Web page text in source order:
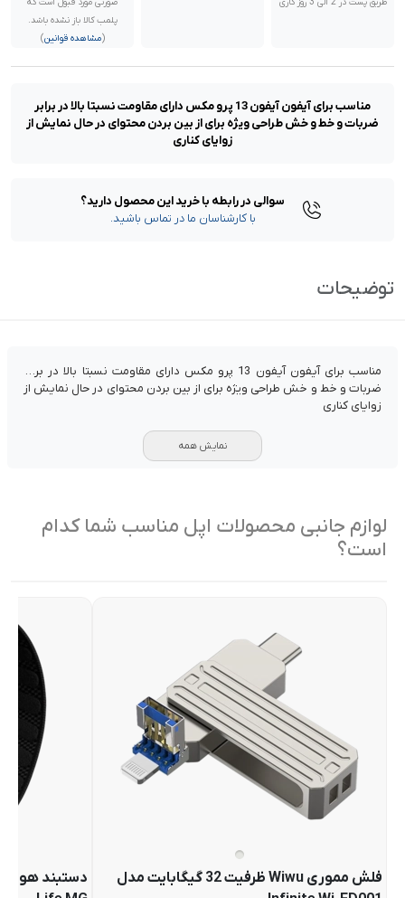
پلمب کالا باز نشده باشد.
(مشاهده قوانین)
مناسب برای آیفون آیفون 13 پرو مکس دارای مقاومت نسبتا بالا در برابر
ضربات و خط و خش طراحی ویژه برای از بین بردن محتوای در حال نمایش از
زوایای کناری
سوالی در رابطه با خرید این محصول دارید؟
با کارشناسان ما در تماس باشید.
توضیحات
مناسب برای آیفون آیفون 13 پرو مکس دارای مقاومت نسبتا بالا در برابر
ضربات و خط و خش طراحی ویژه برای از بین بردن محتوای در حال نمایش از
زوایای کناری
نمایش همه
لوازم جانبی محصولات اپل مناسب شما کدام
است؟
فلش مموری Wiwu ظرفیت 32 گیگابایت مدل